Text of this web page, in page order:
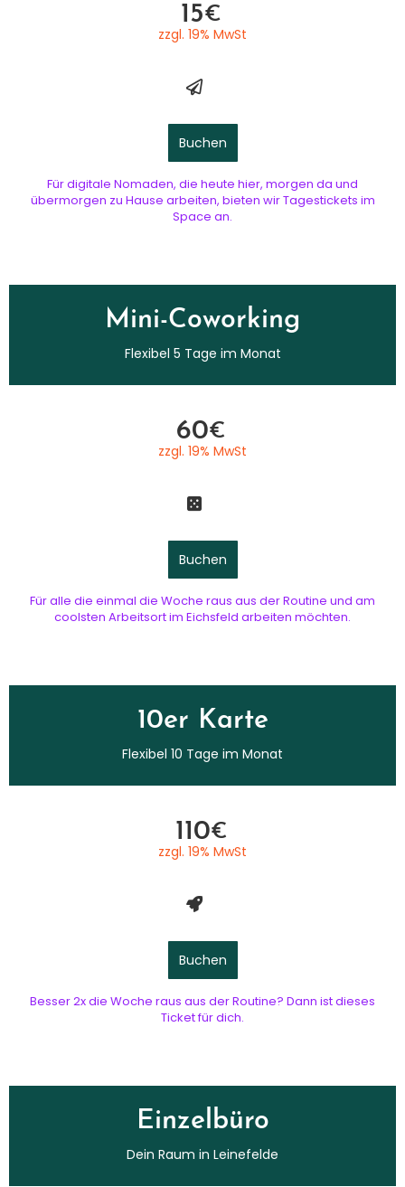
15€
zzgl. 19% MwSt​
Buchen
Für digitale Nomaden, die heute hier, morgen da und
übermorgen zu Hause arbeiten, bieten wir Tagestickets im
Space an.
Mini-Coworking​
Flexibel 5 Tage im Monat​
60€
zzgl. 19% MwSt​
Buchen
Für alle die einmal die Woche raus aus der Routine und am
coolsten Arbeitsort im Eichsfeld arbeiten möchten.
10er Karte
Flexibel 10 Tage im Monat
110€
zzgl. 19% MwSt
Buchen
Besser 2x die Woche raus aus der Routine? Dann ist dieses
Ticket für dich.
Einzelbüro
Dein Raum in Leinefelde